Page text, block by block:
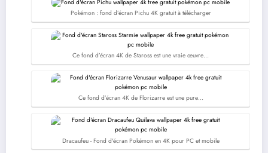
Pokémon : fond d’écran Pichu 4K gratuit à télécharger
Ce fond d’écran 4K de Staross est une vraie œuvre…
Ce fond d’écran 4K de Florizarre est une pure…
Dracaufeu - Fond d'écran Pokémon en 4K pour PC et mobile